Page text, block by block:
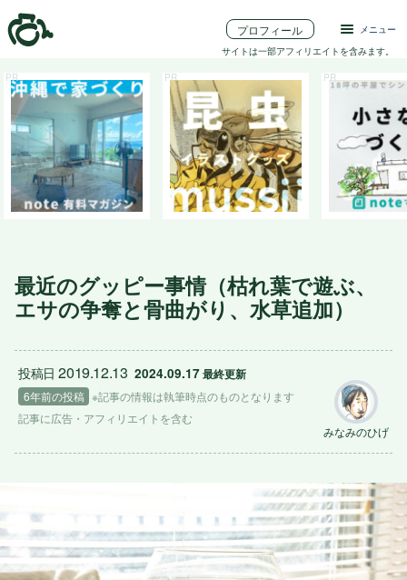
プロフィール
メニュー
サイトは一部アフィリエイトを含みます。
最近のグッピー事情（枯れ葉で遊ぶ、
エサの争奪と骨曲がり、水草追加）
投稿日2019.12.13 2024.09.17 最終更新
6年前の投稿 ※記事の情報は執筆時点のものとなります
記事に広告 ・アフィリエイトを含む
みなみのひげ